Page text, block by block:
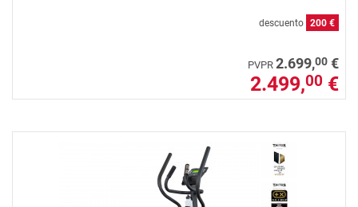
descuento 200 €
PVPR 2.699,00 €
2.499,00 €